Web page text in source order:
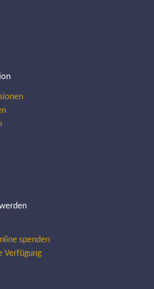
spenden
Verfügung